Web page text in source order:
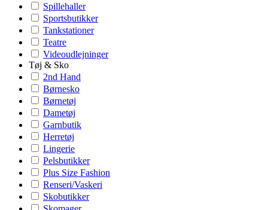
Spillehaller
Sportsbutikker
Tankstationer
Teatre
Videoudlejninger
Tøj & Sko
2nd Hand
Børnesko
Børnetøj
Dametøj
Garnbutik
Herretøj
Lingerie
Pelsbutikker
Plus Size Fashion
Renseri/Vaskeri
Skobutikker